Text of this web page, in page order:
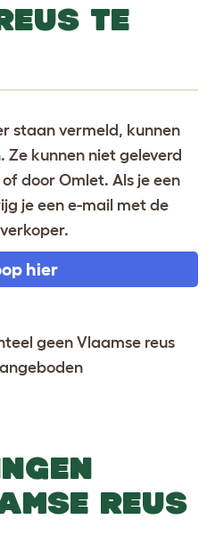
TE
staan vermeld, kunnen
kunnen niet geleverd
door Omlet. Als je een
je een e-mail met de
hier
geen Vlaamse reus
REUS